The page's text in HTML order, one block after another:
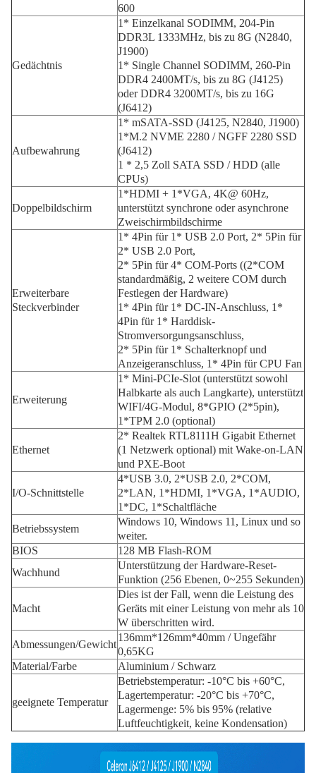
600
Gedächtnis
1* Einzelkanal SODIMM, 204-Pin
DDR3L 1333MHz, bis zu 8G (N2840,
J1900)
1* Single Channel SODIMM, 260-Pin
DDR4 2400MT/s, bis zu 8G (J4125)
oder DDR4 3200MT/s, bis zu 16G
(J6412)
Aufbewahrung
1* mSATA-SSD (J4125, N2840, J1900)
1*M.2 NVME 2280 / NGFF 2280 SSD
(J6412)
1 * 2,5 Zoll SATA SSD / HDD (alle
CPUs)
Doppelbildschirm
1*HDMI + 1*VGA, 4K@ 60Hz,
unterstützt synchrone oder asynchrone
Zweischirmbildschirme
Erweiterbare
Steckverbinder
1* 4Pin für 1* USB 2.0 Port, 2* 5Pin für
2* USB 2.0 Port,
2* 5Pin für 4* COM-Ports ((2*COM
standardmäßig, 2 weitere COM durch
Festlegen der Hardware)
1* 4Pin für 1* DC-IN-Anschluss, 1*
4Pin für 1* Harddisk-
Stromversorgungsanschluss,
2* 5Pin für 1* Schalterknopf und
Anzeigeranschluss, 1* 4Pin für CPU Fan
Erweiterung
1* Mini-PCIe-Slot (unterstützt sowohl
Halbkarte als auch Langkarte), unterstützt
WIFI/4G-Modul, 8*GPIO (2*5pin),
1*TPM 2.0 (optional)
Ethernet
2* Realtek RTL8111H Gigabit Ethernet
(1 Netzwerk optional) mit Wake-on-LAN
und PXE-Boot
I/O-Schnittstelle
4*USB 3.0, 2*USB 2.0, 2*COM,
2*LAN, 1*HDMI, 1*VGA, 1*AUDIO,
1*DC, 1*Schaltfläche
Betriebssystem
Windows 10, Windows 11, Linux und so
weiter.
BIOS
128 MB Flash-ROM
Wachhund
Unterstützung der Hardware-Reset-
Funktion (256 Ebenen, 0~255 Sekunden)
Macht
Dies ist der Fall, wenn die Leistung des
Geräts mit einer Leistung von mehr als 10
W überschritten wird.
Abmessungen/Gewicht
136mm*126mm*40mm / Ungefähr
0,65KG
Material/Farbe
Aluminium / Schwarz
geeignete Temperatur
Betriebstemperatur: -10°C bis +60°C,
Lagertemperatur: -20°C bis +70°C,
Lagermenge: 5% bis 95% (relative
Luftfeuchtigkeit, keine Kondensation)